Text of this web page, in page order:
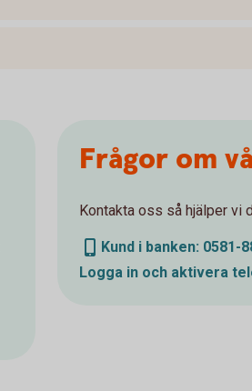
Frågor om
Kontakta oss så hjälper vi
Kund i banken: 0581-
Logga in och aktivera